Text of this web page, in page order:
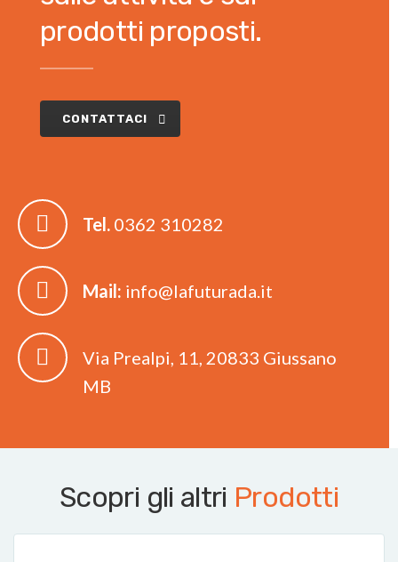
prodotti proposti.
CONTATTACI
Tel. 0362 310282
Mail: info@lafuturada.it
Via Prealpi, 11, 20833 Giussano
MB
Scopri gli altri Prodotti